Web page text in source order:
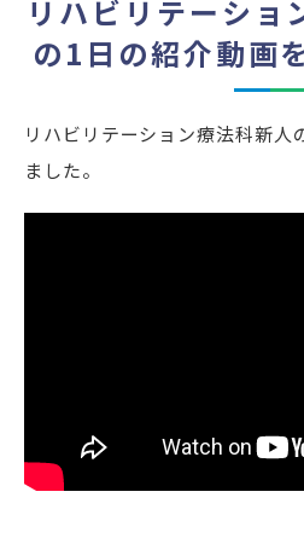
リハビリテーシ
の1日の紹介動画
リハビリテーション療法科新人
ました。